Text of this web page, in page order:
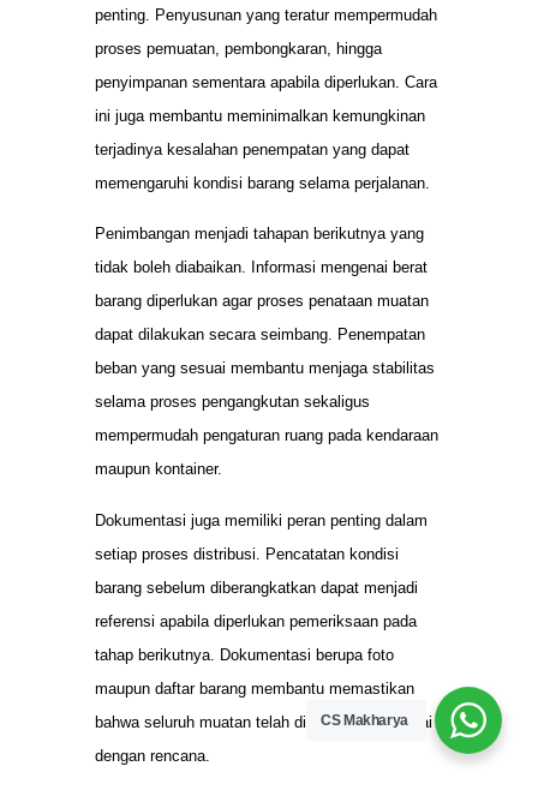
penting. Penyusunan yang teratur mempermudah
proses pemuatan, pembongkaran, hingga
penyimpanan sementara apabila diperlukan. Cara
ini juga membantu meminimalkan kemungkinan
terjadinya kesalahan penempatan yang dapat
memengaruhi kondisi barang selama perjalanan.
Penimbangan menjadi tahapan berikutnya yang
tidak boleh diabaikan. Informasi mengenai berat
barang diperlukan agar proses penataan muatan
dapat dilakukan secara seimbang. Penempatan
beban yang sesuai membantu menjaga stabilitas
selama proses pengangkutan sekaligus
mempermudah pengaturan ruang pada kendaraan
maupun kontainer.
Dokumentasi juga memiliki peran penting dalam
setiap proses distribusi. Pencatatan kondisi
barang sebelum diberangkatkan dapat menjadi
referensi apabila diperlukan pemeriksaan pada
tahap berikutnya. Dokumentasi berupa foto
maupun daftar barang membantu memastikan
bahwa seluruh muatan telah dipersiapkan sesuai
dengan rencana.
CS Makharya